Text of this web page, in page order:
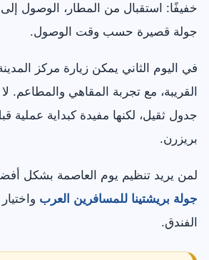
خفيفًا: استقبال من المطار، الوصول
جولة قصيرة حسب وقت الوصول.
في اليوم الثاني يمكن زيارة مركز
القريبة، مع تجربة المقاهي والمطاعم. لا
جدول ثقيل، لكنها مفيدة كبداية عملية
بريزرن.
لمن يريد تنظيم يوم العاصمة بشكل
جولة بريشتينا للمسافرين العرب
الفندق.